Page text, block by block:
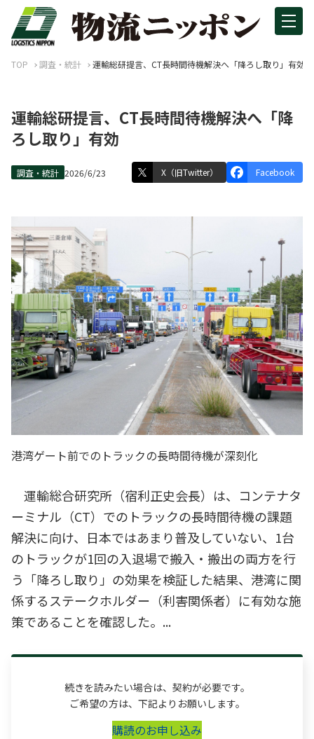
TOP 調査・統計 運輸総研提言、CT長時間待機解決へ「降ろし取り」有効
運輸総研提言、CT長時間待機解決へ「降
ろし取り」有効
調査・統計 2026/6/23 X（旧Twitter） Facebook
港湾ゲート前でのトラックの長時間待機が深刻化
運輸総合研究所（宿利正史会長）は、コンテナタ
ーミナル（CT）でのトラックの長時間待機の課題
解決に向け、日本ではあまり普及していない、1台
のトラックが1回の入退場で搬入・搬出の両方を行
う「降ろし取り」の効果を検証した結果、港湾に関
係するステークホルダー（利害関係者）に有効な施
策であることを確認した。...
続きを読みたい場合は、契約が必要です。
ご希望の方は、下記よりお願いします。
購読のお申し込み